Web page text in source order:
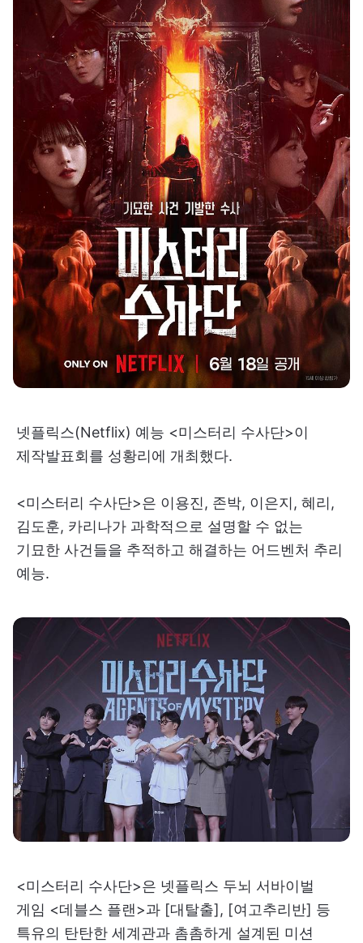
넷플릭스(Netflix) 예능 <미스터리 수사단>이
제작발표회를 성황리에 개최했다.
<​미스터리 수사단​>은 이용진, 존박, 이은지, 혜리,
김도훈, 카리나가 과학적으로 설명할 수 없는
기묘한 사건들을 추적하고 해결하는 어드벤처 추리
예능.
<미스터리 수사단>은 넷플릭스 두뇌 서바이벌
게임 <데블스 플랜>​과 [대탈출], [여고추리반] 등
특유의 탄탄한 세계관과 촘촘하게 설계된 미션